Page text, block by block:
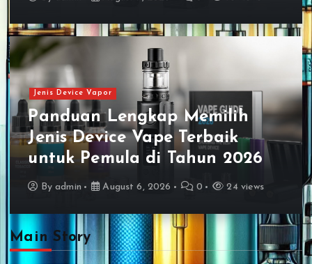
Jenis Device Vapor
Panduan Lengkap Memilih
Jenis Device Vape Terbaik
untuk Pemula di Tahun 2026
Byadmin August 6, 2026 0 24 views
Main Story